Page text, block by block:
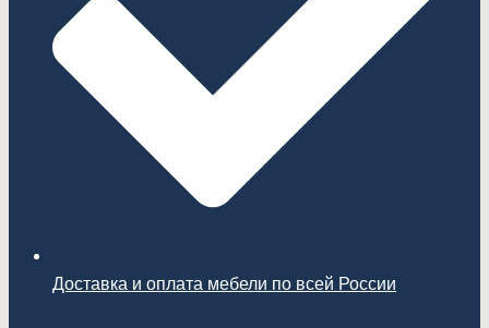
Доставка и оплата мебели по всей России